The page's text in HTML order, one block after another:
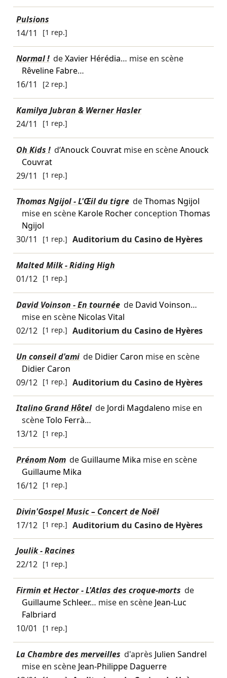
Pulsions
14/11
[1 rep.]
Normal ! deXavier Hérédia… mise en scène
Rêveline Fabre…
16/11
[2 rep.]
Kamilya Jubran & Werner Hasler
24/11
[1 rep.]
Oh Kids ! d’Anouck Couvratmise en scèneAnouck
Couvrat
29/11
[1 rep.]
Thomas Ngijol - L'Œil du tigre deThomas Ngijol
mise en scène Karole Rocherconception Thomas
Ngijol
30/11
[1 rep.] Auditorium du Casino de Hyères
Malted Milk - Riding High
01/12 [1 rep.]
David Voinson - En tournée de David Voinson…
mise en scène Nicolas Vital
02/12 [1 rep.] Auditorium du Casino de Hyères
Un conseil d'ami de Didier Caron mise en scène
Didier Caron
09/12 [1 rep.] Auditorium du Casino de Hyères
Italino Grand Hôtel de Jordi Magdaleno mise en
scèneTolo Ferrà…
13/12 [1 rep.]
Prénom Nom de Guillaume Mika mise en scène
Guillaume Mika
16/12 [1 rep.]
Divin'Gospel Music – Concert de Noël
17/12 [1 rep.] Auditorium du Casino de Hyères
Joulik - Racines
22/12 [1 rep.]
Firmin et Hector - L'Atlas des croque-morts de
Guillaume Schleer… mise en scène Jean-Luc
Falbriard
10/01
[1 rep.]
La Chambre des merveilles d'après Julien Sandrel
mise en scène Jean-Philippe Daguerre